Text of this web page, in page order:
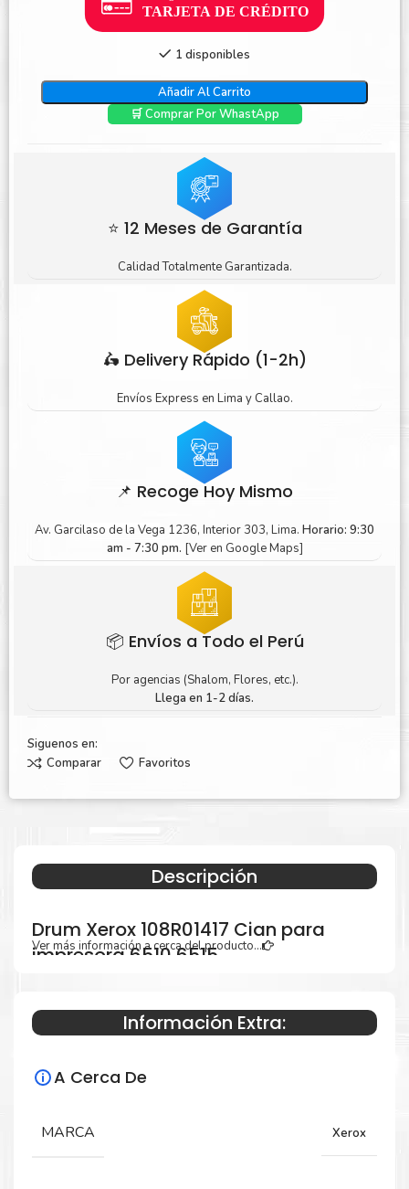
1 disponibles
Añadir Al Carrito
🛒 Comprar Por WhastApp
⭐ 12 Meses de Garantía
Calidad Totalmente Garantizada.
🛵 Delivery Rápido (1-2h)
Envíos Express en Lima y Callao.
📌 Recoge Hoy Mismo
Av. Garcilaso de la Vega 1236, Interior 303, Lima. Horario: 9:30
am - 7:30 pm. [Ver en Google Maps]
📦 Envíos a Todo el Perú
Por agencias (Shalom, Flores, etc.).
Llega en 1-2 días.
Siguenos en:
Comparar
Favoritos
Descripción
Drum Xerox 108R01417 Cian para
impresora 6510 6515
Especificaciones Técnicas
Para impresoras:
WorkCentre 6515.
Ver más información a cerca del producto...
Información Extra:
A Cerca De
MARCA Xerox